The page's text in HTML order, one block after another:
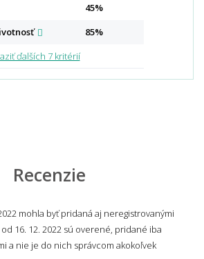
45%
85%
ďalších 7 kritérií
Recenzie
mohla byť pridaná aj neregistrovanými
16. 12. 2022 sú overené, pridané iba
a nie je do nich správcom akokoľvek